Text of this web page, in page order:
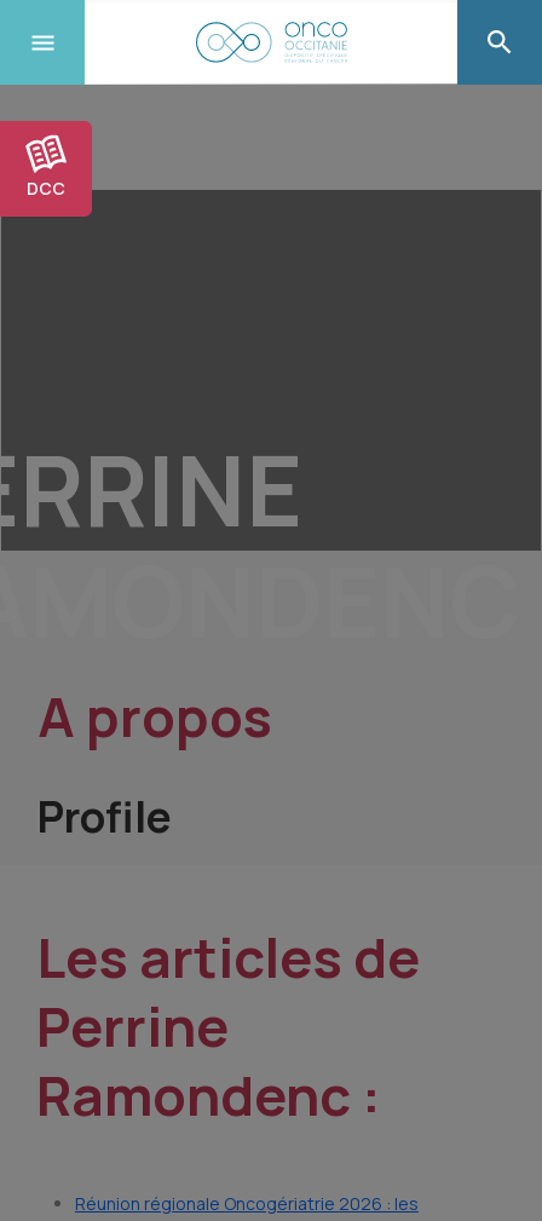
DCC
A propos
Profile
Les articles de
Perrine
Ramondenc :
Réunion régionale Oncogériatrie 2026 : les